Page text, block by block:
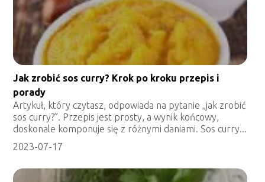
Jak zrobić sos curry? Krok po kroku przepis i
porady
Artykuł, który czytasz, odpowiada na pytanie „jak zrobić
sos curry?”. Przepis jest prosty, a wynik końcowy,
doskonale komponuje się z różnymi daniami. Sos curry...
2023-07-17